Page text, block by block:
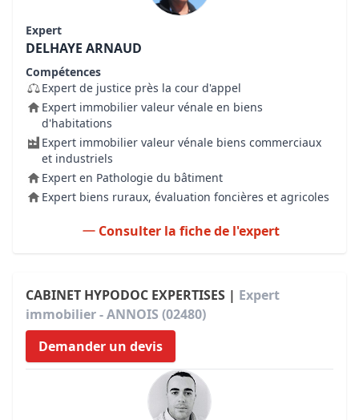
Expert
DELHAYE ARNAUD
Compétences
Expert de justice près la cour d'appel
Expert immobilier valeur vénale en biens
d'habitations
Expert immobilier valeur vénale biens commerciaux
et industriels
Expert en Pathologie du bâtiment
Expert biens ruraux, évaluation foncières et agricoles
Consulter la fiche de l'expert
CABINET HYPODOC EXPERTISES | Expert
immobilier - ANNOIS (02480)
Demander un devis